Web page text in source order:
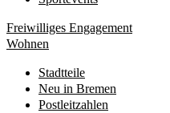
Freiwilliges Engagement
Wohnen
Stadtteile
Neu in Bremen
Postleitzahlen